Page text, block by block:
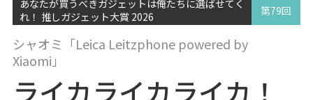
あなたが買うべきガジェットは俺たちに選ばせてく
れ！ 推しガジェット大賞 2026
第79回
シャオミ「Leica Leitzphone powered by
Xiaomi」
ライカライカライカ！